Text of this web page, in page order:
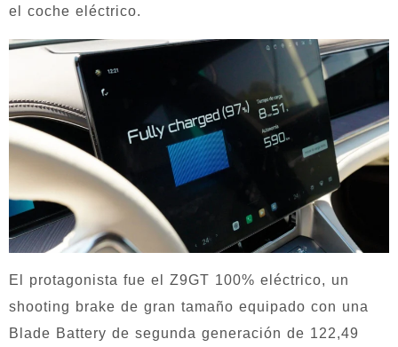
el coche eléctrico.
El protagonista fue el Z9GT 100% eléctrico, un
shooting brake de gran tamaño equipado con una
Blade Battery de segunda generación de 122,49